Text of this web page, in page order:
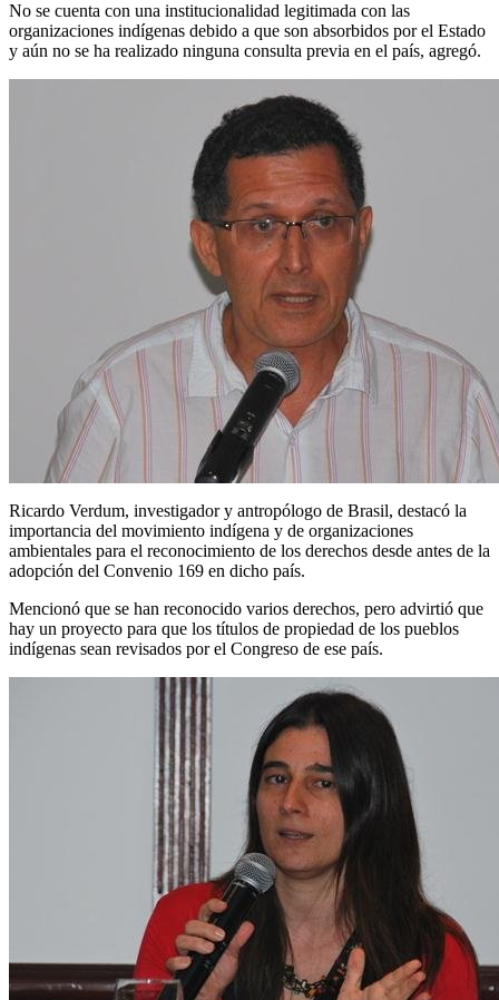
No se cuenta con una institucionalidad legitimada con las
organizaciones indígenas debido a que son absorbidos por el Estado
y aún no se ha realizado ninguna consulta previa en el país, agregó.
Ricardo Verdum, investigador y antropólogo de Brasil, destacó la
importancia del movimiento indígena y de organizaciones
ambientales para el reconocimiento de los derechos desde antes de la
adopción del Convenio 169 en dicho país.
Mencionó que se han reconocido varios derechos, pero advirtió que
hay un proyecto para que los títulos de propiedad de los pueblos
indígenas sean revisados por el Congreso de ese país.